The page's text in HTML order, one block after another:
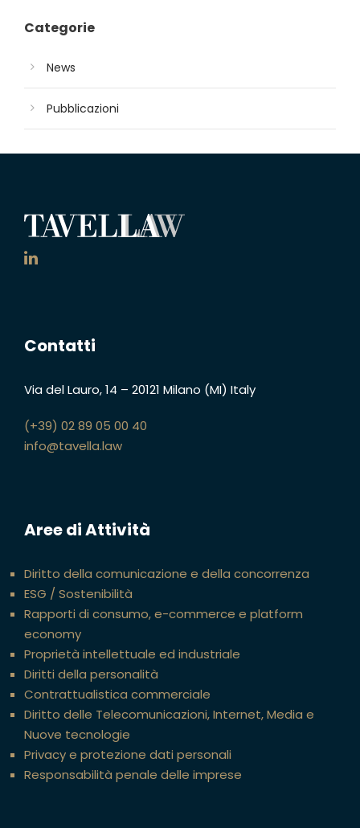
Categorie
News
Pubblicazioni
Contatti
Via del Lauro, 14 – 20121 Milano (MI) Italy
(+39) 02 89 05 00 40
info@tavella.law
Aree di Attività
Diritto della comunicazione e della concorrenza
ESG / Sostenibilità
Rapporti di consumo, e-commerce e platform
economy
Proprietà intellettuale ed industriale
Diritti della personalità
Contrattualistica commerciale
Diritto delle Telecomunicazioni, Internet, Media e
Nuove tecnologie
Privacy e protezione dati personali
Responsabilità penale delle imprese